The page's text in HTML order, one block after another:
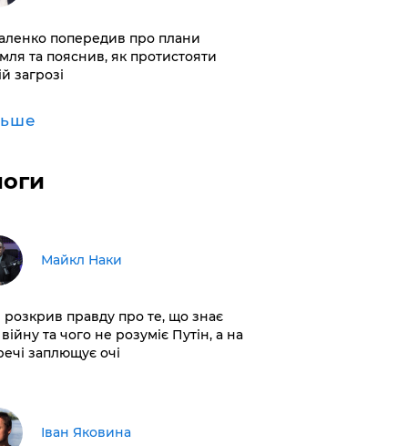
попередив про плани
та пояснив, як протистояти
загрозі
Майкл Наки
розкрив правду про те, що знає
та чого не розуміє Путін, а на
заплющує очі
Іван Яковина